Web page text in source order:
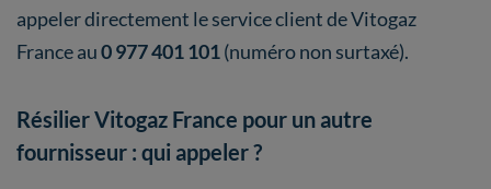
appeler directement le service client de Vitogaz
France au0 977 401 101(numéro non surtaxé).
Résilier Vitogaz France pour un autre
fournisseur : qui appeler ?